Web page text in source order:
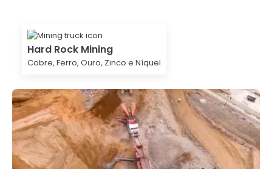
Hard Rock Mining
Cobre, Ferro, Ouro, Zinco e Níquel